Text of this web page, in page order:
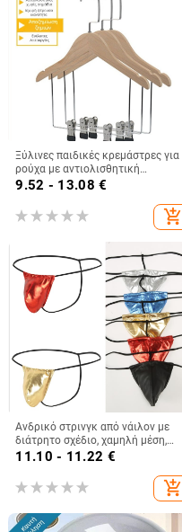
Ξύλινες παιδικές κρεμάστρες για
ρούχα με αντιολισθητική
επιφάνεια, κλιπ για παντελόνια,
9.52 - 13.08 €
add_shopping_cart
Ανδρικό στρινγκ από νάιλον με
διάτρητο σχέδιο, χαμηλή μέση,
διαπνοή
11.10 - 11.22 €
add_shopping_cart